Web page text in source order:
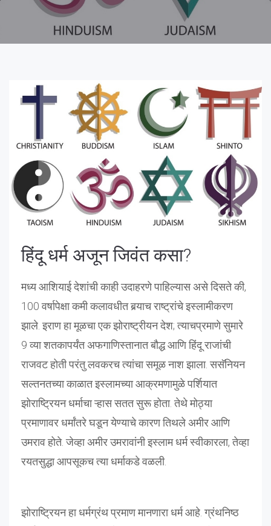
हिंदू धर्म अजून जिवंत कसा?
मध्य आशियाई देशांची काही उदाहरणे पाहिल्यास असे दिसते की,
100 वर्षापेक्षा कमी कलावधीत बर्‍याच राष्ट्रांचे इस्लामीकरण
झाले. इराण हा मूळचा एक झोराष्ट्रीयन देश; त्याचप्रमाणे सुमारे
9 व्या शतकापर्यंत अफगाणिस्तानात बौद्ध आणि हिंदू राजांची
राजवट होती परंतु लवकरच त्यांचा समूळ नाश झाला. ससॅनियन
सल्तनतच्या काळात इस्लामच्या आक्रमणामुळे पर्शियात
झोराष्ट्रियन धर्माचा ऱ्हास सतत सुरू होता. तेथे मोठ्या
प्रमाणावर धर्मांतरे घडून येण्याचे कारण तिथले अमीर आणि
उमराव होते. जेव्हा अमीर उमरावांनी इस्लाम धर्म स्वीकारला, तेव्हा
रयतसुद्धा आपसूकच त्या धर्माकडे वळली.
झोराष्ट्रियन हा धर्मग्रंथ प्रमाण मानणारा धर्म आहे. ग्रंथनिष्ठ